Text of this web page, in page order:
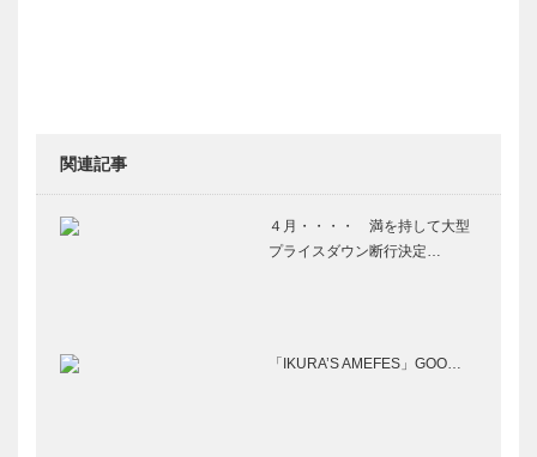
関連記事
４月・・・・ 満を持して大型
プライスダウン断行決定…
「IKURA’S AMEFES」GOO…